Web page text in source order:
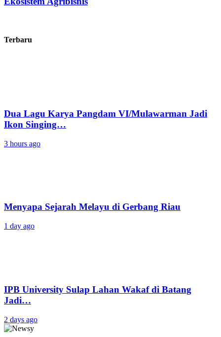
Terbaru
Dua Lagu Karya Pangdam VI/Mulawarman Jadi
Ikon Singing…
3 hours ago
Menyapa Sejarah Melayu di Gerbang Riau
1 day ago
IPB University Sulap Lahan Wakaf di Batang
Jadi…
2 days ago